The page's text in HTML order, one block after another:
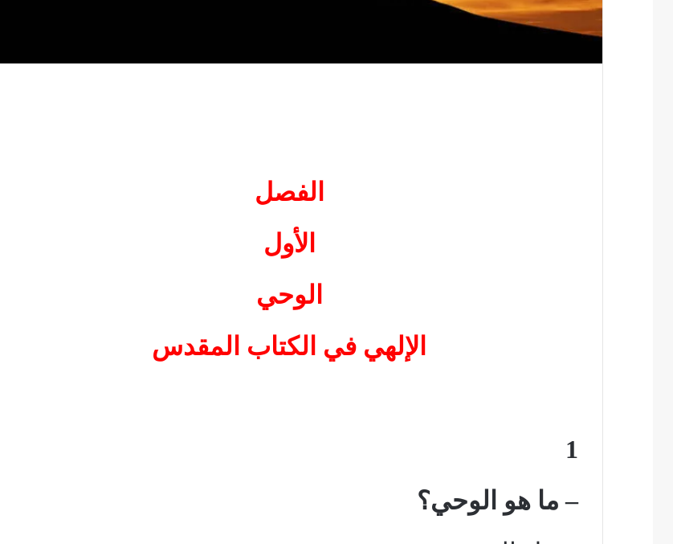
الفصل
الأول
الوحي
الإلهي في الكتاب المقدس
1
– ما هو الوحي؟